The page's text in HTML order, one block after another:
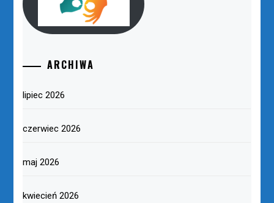
ARCHIWA
lipiec 2026
czerwiec 2026
maj 2026
kwiecień 2026